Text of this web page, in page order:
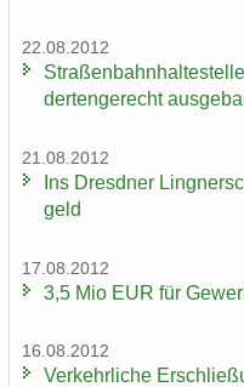
22.08.2012
der­ten­ge­recht
21.08.2012
Ins Dresd­ner
geld
17.08.2012
3,5 Mio EUR für
16.08.2012
Ver­kehr­li­che